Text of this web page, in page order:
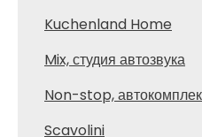
Kuchenland Home
Mix, студия автозвука
Non-stop,
Scavolini